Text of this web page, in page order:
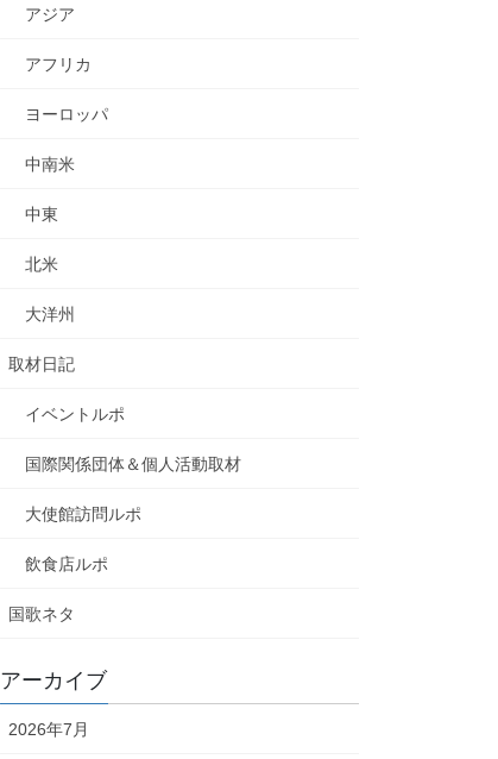
アジア
アフリカ
ヨーロッパ
中南米
中東
北米
大洋州
取材日記
イベントルポ
国際関係団体＆個人活動取材
大使館訪問ルポ
飲食店ルポ
国歌ネタ
アーカイブ
2026年7月